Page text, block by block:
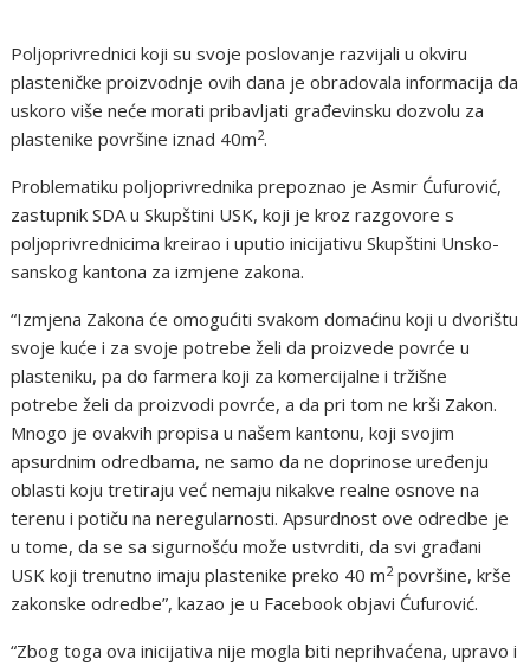
Poljoprivrednici koji su svoje poslovanje razvijali u okviru
plasteničke proizvodnje ovih dana je obradovala informacija da
uskoro više neće morati pribavljati građevinsku dozvolu za
plastenike površine iznad 40m2.
Problematiku poljoprivrednika prepoznao je Asmir Ćufurović,
zastupnik SDA u Skupštini USK, koji je kroz razgovore s
poljoprivrednicima kreirao i uputio inicijativu Skupštini Unsko-
sanskog kantona za izmjene zakona.
“Izmjena Zakona će omogućiti svakom domaćinu koji u dvorištu
svoje kuće i za svoje potrebe želi da proizvede povrće u
plasteniku, pa do farmera koji za komercijalne i tržišne
potrebe želi da proizvodi povrće, a da pri tom ne krši Zakon.
Mnogo je ovakvih propisa u našem kantonu, koji svojim
apsurdnim odredbama, ne samo da ne doprinose uređenju
oblasti koju tretiraju već nemaju nikakve realne osnove na
terenu i potiču na neregularnosti. Apsurdnost ove odredbe je
u tome, da se sa sigurnošću može ustvrditi, da svi građani
USK koji trenutno imaju plastenike preko 40 m2površine, krše
zakonske odredbe”, kazao je u Facebook objavi Ćufurović.
“Zbog toga ova inicijativa nije mogla biti neprihvaćena, upravo i